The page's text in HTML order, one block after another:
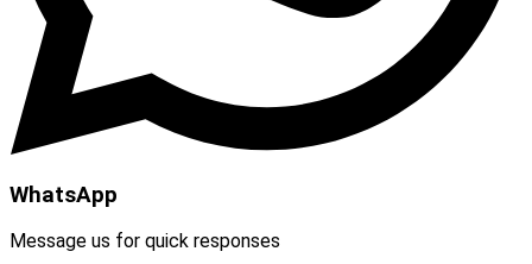
WhatsApp
Message us for quick responses